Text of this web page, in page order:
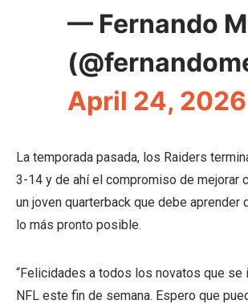
— Fernando
April 24, 2026
La temporada pasada, los Raiders
3-14 y de ahí el compromiso de mejorar
un joven quarterback que debe aprender
lo más pronto posible.
“Felicidades a todos los novatos que se
NFL este fin de semana. Espero que